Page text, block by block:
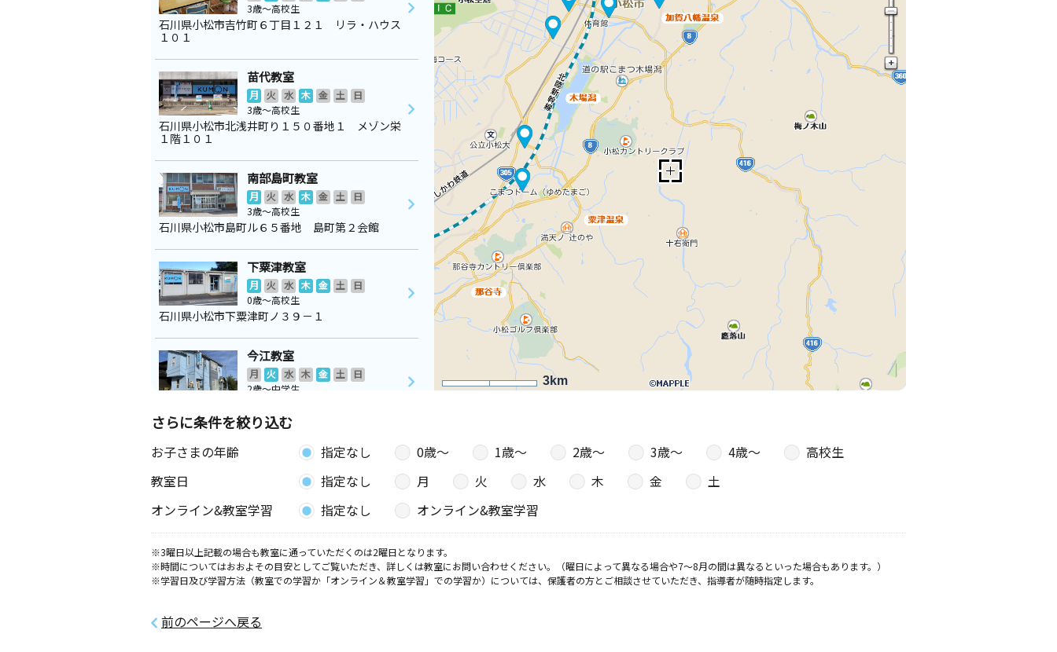
3km
3歳～高校生
石川県小松市吉竹町６丁目１２１ リラ・ハウス
１０１
苗代教室
月 火 水 木 金 土
日
3歳～高校生
石川県小松市北浅井町り１５０番地１ メゾン栄
１階１０１
南部島町教室
月 火 水 木 金 土
日
3歳～高校生
石川県小松市島町ル６５番地 島町第２会館
下粟津教室
月 火 水 木 金 土
日
0歳～高校生
石川県小松市下粟津町ノ３９－１
今江教室
月 火 水 木 金 土
日
2歳～中学生
木 金 土 日
4歳～中学生
石川県小松市西軽海町１丁目１２２
向本折教室
月 火 水 木 金 土
日
3歳～高校生
石川県小松市須天町１丁目３０
白江教室
さらに条件を絞り込む
お子さまの年齢 指定なし 0歳〜 1歳〜 2歳〜 3歳〜 4歳〜
高校生
教室日
指定なし 月 火 水 木 金
土
オンライン&教室学習
指定なし オンライン&教室学習
※3曜日以上記載の場合も教室に通っていただくのは2曜日となります。
※時間についてはおおよその目安としてご覧いただき、詳しくは教室にお問い合わせください。（曜日によって異なる場合や7～8月の間は異なるといった場合もあります。）
※学習日及び学習方法（教室での学習か「オンライン＆教室学習」での学習か）については、保護者の方とご相談させていただき、指導者が随時指定します。
前のページへ戻る